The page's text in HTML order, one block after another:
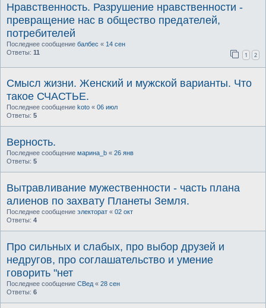
Нравственность. Разрушение нравственности -
превращение нас в общество предателей,
потребителей
Последнее сообщение балбес « 14 сен
Ответы: 11 1 2
Смысл жизни. Женский и мужской варианты. Что
такое СЧАСТЬЕ.
Последнее сообщение koto « 06 июл
Ответы: 5
Верность.
Последнее сообщение марина_b « 26 янв
Ответы: 5
Вытравливание мужественности - часть плана
алиенов по захвату Планеты Земля.
Последнее сообщение электорат « 02 окт
Ответы: 4
Про сильных и слабых, про выбор друзей и
недругов, про соглашательство и умение
говорить "нет
Последнее сообщение СВед « 28 сен
Ответы: 6